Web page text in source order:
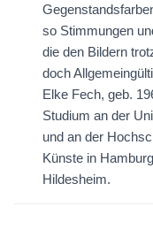
so Stimmungen
die den Bildern
doch
Elke Fech, geb.
Studium an der
und an der
Künste in
Hildesheim.